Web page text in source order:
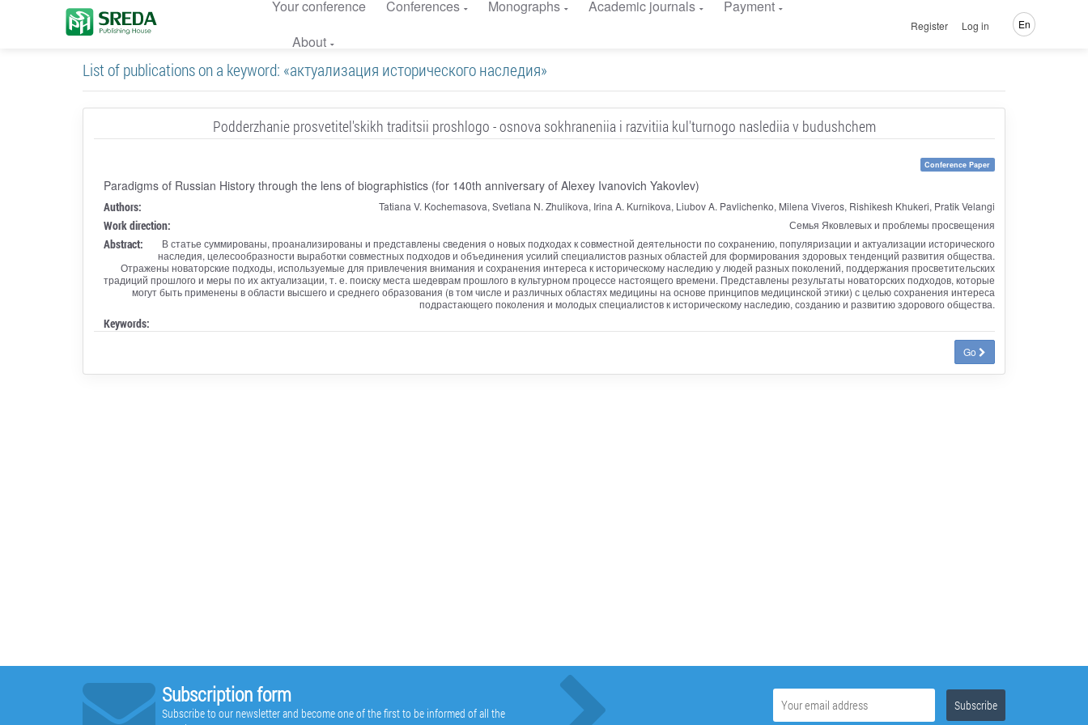
Your conference Conferences Monographs Academic journals
Payment
About
Register Log in En
List of publications on a keyword: «актуализация исторического наследия»
Podderzhanie prosvetitel'skikh traditsii proshlogo - osnova sokhraneniia i razvitiia kul'turnogo naslediia v budushchem
Conference Paper
Paradigms of Russian History through the lens of biographistics (for 140th anniversary of Alexey Ivanovich Yakovlev)
Authors: Tatiana V. Kochemasova, Svetlana N. Zhulikova, Irina A. Kurnikova, Liubov A. Pavlichenko, Milena Viveros, Rishikesh Khukeri, Pratik Velangi
Work direction: Семья Яковлевых и проблемы просвещения
Abstract:
В статье суммированы, проанализированы и представлены сведения о новых подходах к совместной деятельности по сохранению, популяризации и актуализации исторического
наследия, целесообразности выработки совместных подходов и объединения усилий специалистов разных областей для формирования здоровых тенденций развития общества.
Отражены новаторские подходы, используемые для привлечения внимания и сохранения интереса к историческому наследию у людей разных поколений, поддержания просветительских
традиций прошлого и меры по их актуализации, т. е. поиску места шедеврам прошлого в культурном процессе настоящего времени. Представлены результаты новаторских подходов, которые
могут быть применены в области высшего и среднего образования (в том числе и различных областях медицины на основе принципов медицинской этики) с целью сохранения интереса
подрастающего поколения и молодых специалистов к историческому наследию, созданию и развитию здорового общества.
Keywords:
Go
Subscription form
Subscribe to our newsletter and become one of the first to be informed of all the